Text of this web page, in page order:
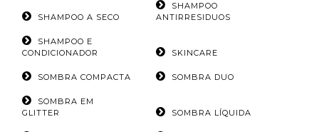
SHAMPOO A SECO
SHAMPOO
ANTIRRESIDUOS
SHAMPOO E
CONDICIONADOR
SKINCARE
SOMBRA COMPACTA SOMBRA DUO
SOMBRA EM
GLITTER
SOMBRA LÍQUIDA